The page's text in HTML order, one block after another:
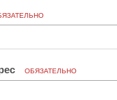
ОБЯЗАТЕЛЬНО